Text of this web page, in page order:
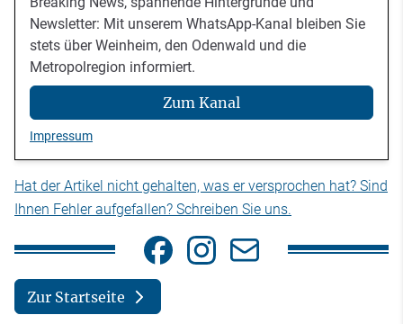
Newsletter: Mit unserem WhatsApp-Kanal bleiben Sie
stets über Weinheim, den Odenwald und die
Metropolregion informiert.
Zum Kanal
Impressum
Hat der Artikel nicht gehalten, was er versprochen hat? Sind
Ihnen Fehler aufgefallen? Schreiben Sie uns.
Zur Startseite